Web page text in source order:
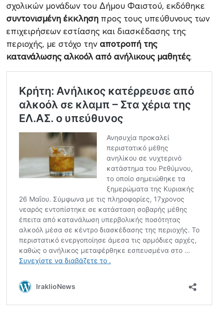
σχολικών μονάδων του Δήμου Φαιστού, εκδόθηκε
συντονισμένη έκκλησηπρος τους υπεύθυνους των
επιχειρήσεων εστίασης και διασκέδασης της
περιοχής, με στόχο την αποτροπή της
κατανάλωσης αλκοόλ από ανήλικους μαθητές.